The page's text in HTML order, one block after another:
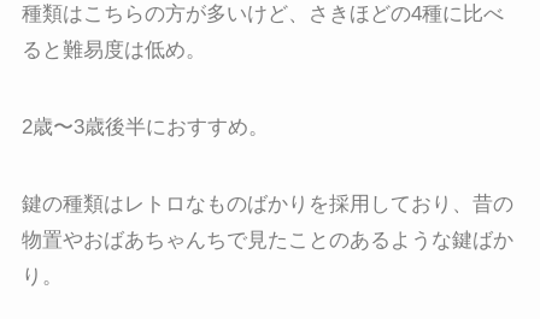
種類はこちらの方が多いけど、さきほどの4種に比べ
ると難易度は低め。
2歳〜3歳後半におすすめ。
鍵の種類はレトロなものばかりを採用しており、昔の
物置やおばあちゃんちで見たことのあるような鍵ばか
り。